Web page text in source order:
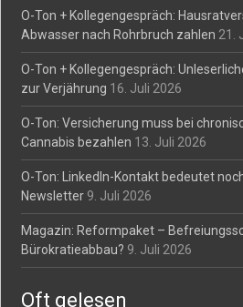
O-Ton + Kollegengespräch:
Abwasser nach Rohrbruch zahlen 21.
O-Ton + Kollegengespräch:
zur Verjährung 16. Juli 2026
O-Ton: Versicherung muss bei
Cannabis bezahlen 13. Juli 2026
O-Ton: LinkedIn-Kontakt bedeutet
Newsletter 9. Juli 2026
Magazin: Reformpaket –
Bürokratieabbau? 9. Juli 2026
Oft gelesen